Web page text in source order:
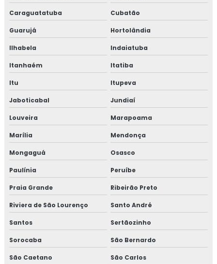
Caraguatatuba Cubatão
Guarujá Hortolândia
Ilhabela Indaiatuba
Itanhaém Itatiba
Itu Itupeva
Jaboticabal Jundiaí
Louveira Marapoama
Marília Mendonça
Mongaguá Osasco
Paulínia Peruíbe
Praia Grande Ribeirão Preto
Riviera de São Lourenço Santo André
Santos Sertãozinho
Sorocaba São Bernardo
São Caetano São Carlos